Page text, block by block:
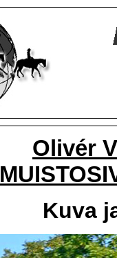
Olivér
Kuva